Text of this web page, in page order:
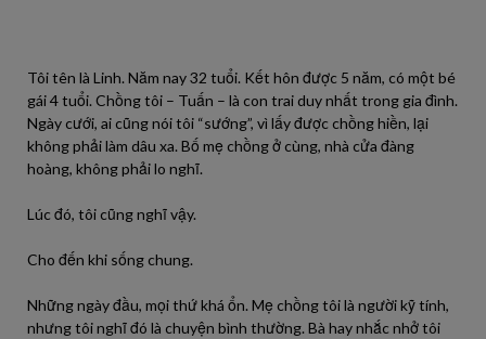
Tôi tên là Linh. Năm nay 32 tuổi. Kết hôn được 5 năm, có một bé
gái 4 tuổi. Chồng tôi – Tuấn – là con trai duy nhất trong gia đình.
Ngày cưới, ai cũng nói tôi “sướng”, vì lấy được chồng hiền, lại
không phải làm dâu xa. Bố mẹ chồng ở cùng, nhà cửa đàng
hoàng, không phải lo nghĩ.
Lúc đó, tôi cũng nghĩ vậy.
Cho đến khi sống chung.
Những ngày đầu, mọi thứ khá ổn. Mẹ chồng tôi là người kỹ tính,
nhưng tôi nghĩ đó là chuyện bình thường. Bà hay nhắc nhở tôi